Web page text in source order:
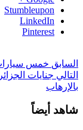
Stumbleupon
LinkedIn
Pinterest
السابق خمس سيارات
التالي جنايات
بالإرهاب
شاهد أيضاً